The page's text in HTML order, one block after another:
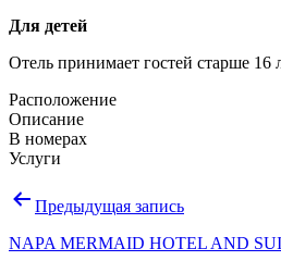
Для детей
Отель принимает гостей старше 16
Расположение
Описание
В номерах
Услуги
Навигация
записям
Предыдущая запись
NAPA MERMAID HOTEL AND